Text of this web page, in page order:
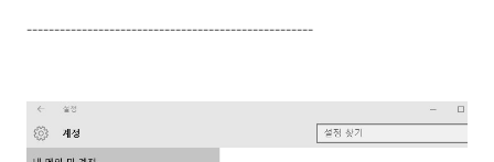
----------------------------------------------------